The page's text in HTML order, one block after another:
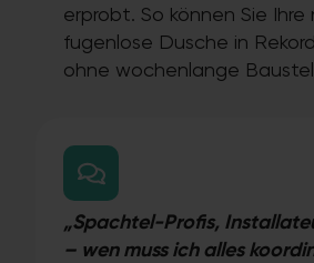
erprobt. So können Sie Ihre
fugenlose Dusche in
ohne wochenlange
„Spachtel-Profis,
– wen muss ich alles